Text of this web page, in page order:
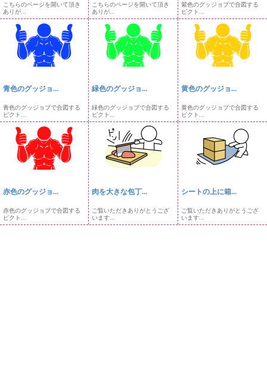
こちらのページを開いて頂き
ありが...
こちらのページを開いて頂き
ありが...
紫色のグッジョブで合図する
ピクト...
青色のグッジョ...
青色のグッジョブで合図する
ピクト...
緑色のグッジョ...
緑色のグッジョブで合図する
ピクト...
黄色のグッジョ...
黄色のグッジョブで合図する
ピクト...
赤色のグッジョ...
赤色のグッジョブで合図する
ピクト...
肉を大きな包丁...
ご覧いただきありがとうござ
います...
シートの上に箱...
ご覧いただきありがとうござ
います...